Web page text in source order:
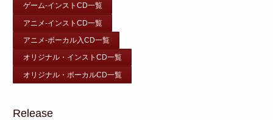
ゲーム-インストCD一覧
アニメ-インストCD一覧
アニメ-ボーカル入CD一覧
オリジナル・インストCD一覧
オリジナル・ボーカルCD一覧
Release